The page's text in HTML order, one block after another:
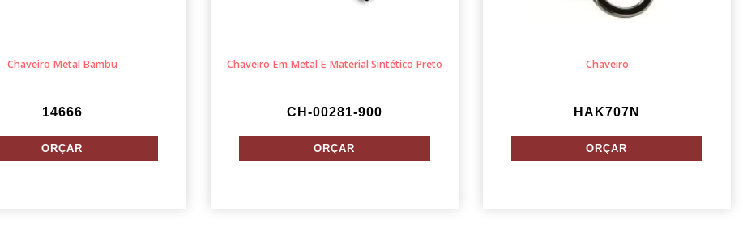
Chaveiro Metal Bambu
14666
Chaveiro Em Metal E Material Sintético Preto
CH-00281-900
Chaveiro
HAK707N